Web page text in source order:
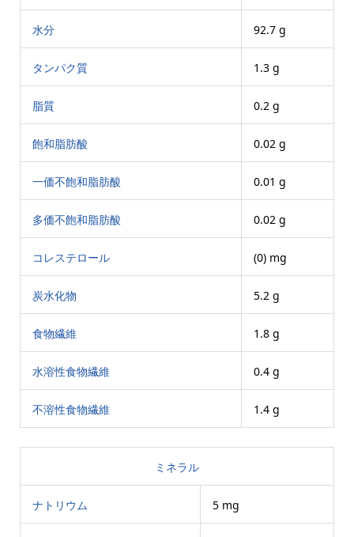
水分 92.7 g
タンパク質 1.3 g
脂質 0.2 g
飽和脂肪酸 0.02 g
一価不飽和脂肪酸 0.01 g
多価不飽和脂肪酸 0.02 g
コレステロール (0) mg
炭水化物 5.2 g
食物繊維 1.8 g
水溶性食物繊維 0.4 g
不溶性食物繊維 1.4 g
ミネラル
ナトリウム 5 mg